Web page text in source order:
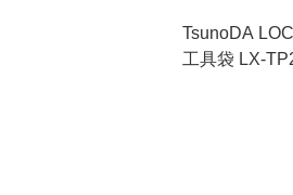
TsunoDA
工具袋 LX-